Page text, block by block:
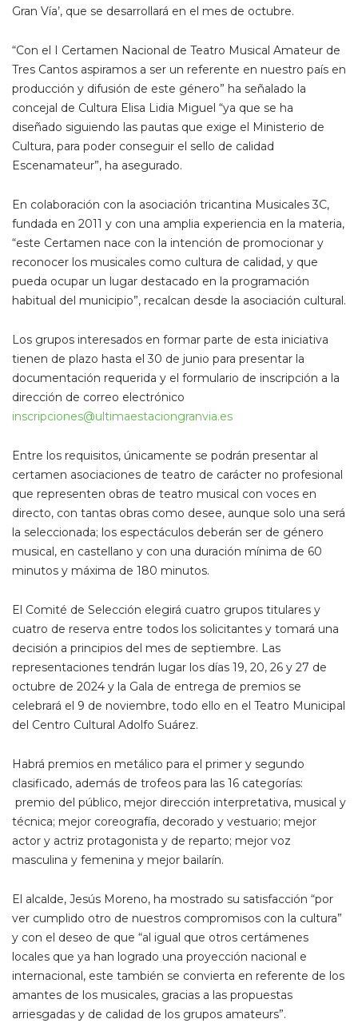
Gran Vía’, que se desarrollará en el mes de octubre.
“Con el I Certamen Nacional de Teatro Musical Amateur de
Tres Cantos aspiramos a ser un referente en nuestro país en
producción y difusión de este género” ha señalado la
concejal de Cultura Elisa Lidia Miguel “ya que se ha
diseñado siguiendo las pautas que exige el Ministerio de
Cultura, para poder conseguir el sello de calidad
Escenamateur”, ha asegurado.
En colaboración con la asociación tricantina Musicales 3C,
fundada en 2011 y con una amplia experiencia en la materia,
“este Certamen nace con la intención de promocionar y
reconocer los musicales como cultura de calidad, y que
pueda ocupar un lugar destacado en la programación
habitual del municipio”, recalcan desde la asociación cultural.
Los grupos interesados en formar parte de esta iniciativa
tienen de plazo hasta el 30 de junio para presentar la
documentación requerida y el formulario de inscripción a la
dirección de correo electrónico
inscripciones@ultimaestaciongranvia.es
Entre los requisitos, únicamente se podrán presentar al
certamen asociaciones de teatro de carácter no profesional
que representen obras de teatro musical con voces en
directo, con tantas obras como desee, aunque solo una será
la seleccionada; los espectáculos deberán ser de género
musical, en castellano y con una duración mínima de 60
minutos y máxima de 180 minutos.
El Comité de Selección elegirá cuatro grupos titulares y
cuatro de reserva entre todos los solicitantes y tomará una
decisión a principios del mes de septiembre. Las
representaciones tendrán lugar los días 19, 20, 26 y 27 de
octubre de 2024 y la Gala de entrega de premios se
celebrará el 9 de noviembre, todo ello en el Teatro Municipal
del Centro Cultural Adolfo Suárez.
Habrá premios en metálico para el primer y segundo
clasificado, además de trofeos para las 16 categorías:
premio del público, mejor dirección interpretativa, musical y
técnica; mejor coreografía, decorado y vestuario; mejor
actor y actriz protagonista y de reparto; mejor voz
masculina y femenina y mejor bailarín.
El alcalde, Jesús Moreno, ha mostrado su satisfacción “por
ver cumplido otro de nuestros compromisos con la cultura”
y con el deseo de que “al igual que otros certámenes
locales que ya han logrado una proyección nacional e
internacional, este también se convierta en referente de los
amantes de los musicales, gracias a las propuestas
arriesgadas y de calidad de los grupos amateurs”.